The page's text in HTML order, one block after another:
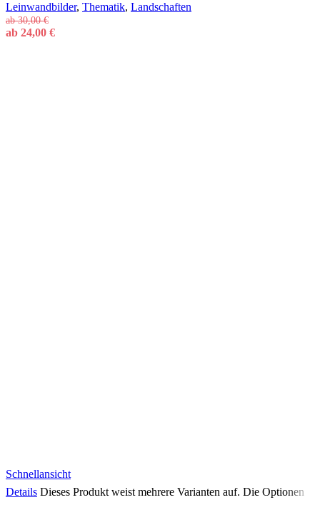
Leinwandbilder, Thematik, Landschaften
ab30,00€
ab 24,00 €
Schnellansicht
Details Dieses Produkt weist mehrere Varianten auf. Die Optionen